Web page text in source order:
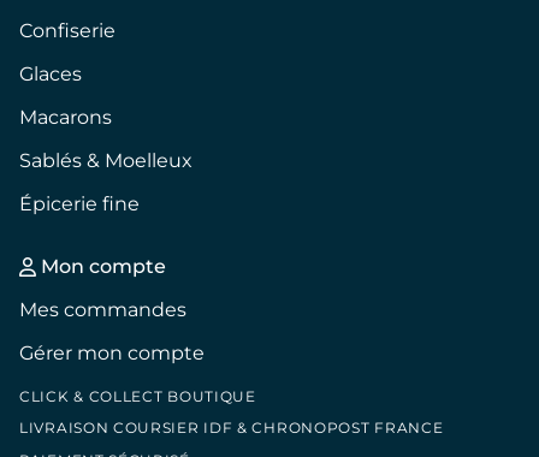
Confiserie
Glaces
Macarons
Sablés & Moelleux
Épicerie fine
Mon compte
Mes commandes
Gérer mon compte
CLICK & COLLECT BOUTIQUE
LIVRAISON COURSIER IDF & CHRONOPOST FRANCE